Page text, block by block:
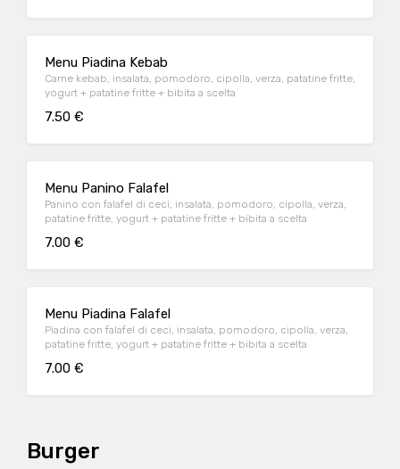
Menu Piadina Kebab
Carne kebab, insalata, pomodoro, cipolla, verza, patatine fritte,
yogurt + patatine fritte + bibita a scelta
7.50 €
Menu Panino Falafel
Panino con falafel di ceci, insalata, pomodoro, cipolla, verza,
patatine fritte, yogurt + patatine fritte + bibita a scelta
7.00 €
Menu Piadina Falafel
Piadina con falafel di ceci, insalata, pomodoro, cipolla, verza,
patatine fritte, yogurt + patatine fritte + bibita a scelta
7.00 €
Burger